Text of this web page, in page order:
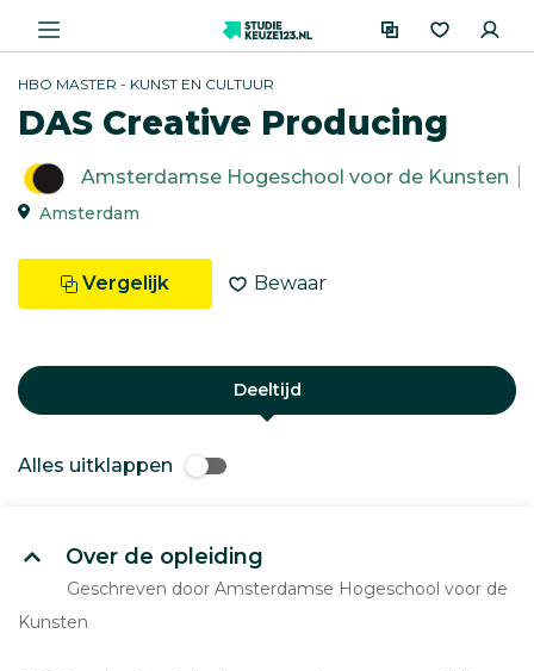
HBO MASTER - KUNST EN CULTUUR
DAS Creative Producing
Amsterdamse Hogeschool voor de Kunsten
Amsterdam
Vergelijk Bewaar
Deeltijd
Alles uitklappen
Over de opleiding
Geschreven door Amsterdamse Hogeschool voor de
Kunsten